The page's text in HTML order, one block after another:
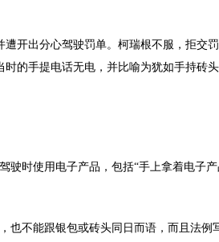
开出分心驾驶罚单。柯瑞根不服，拒交罚
的手提电话无电，并比喻为犹如手持砖头
驶时使用电子产品，包括“手上拿着电子产
不能跟银包或砖头同日而语，而且法例